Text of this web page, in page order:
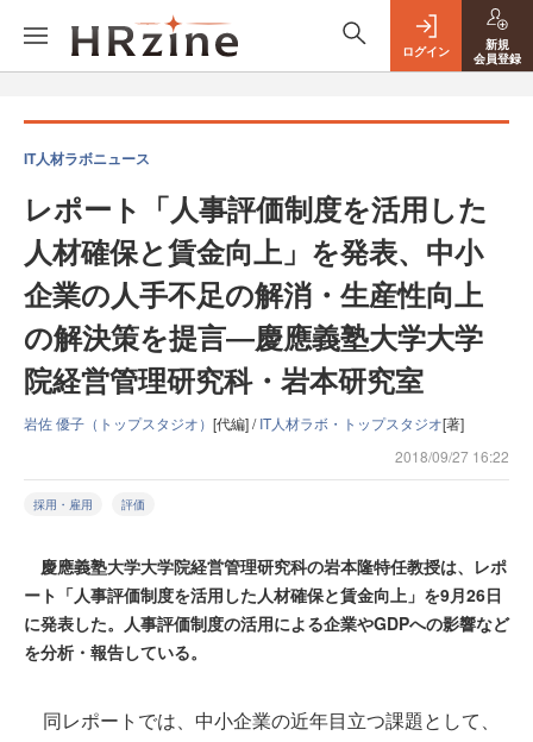
ログイン
新規
会員登録
IT人材ラボニュース
レポート「人事評価制度を活用した
人材確保と賃金向上」を発表、中小
企業の人手不足の解消・生産性向上
の解決策を提言―慶應義塾大学大学
院経営管理研究科・岩本研究室
岩佐 優子（トップスタジオ） [代編] /IT人材ラボ・トップスタジオ[著]
2018/09/27 16:22
採用・雇用 評価
慶應義塾大学大学院経営管理研究科の岩本隆特任教授は、レポ
ート「人事評価制度を活用した人材確保と賃金向上」を9月26日
に発表した。人事評価制度の活用による企業やGDPへの影響など
を分析・報告している。
同レポートでは、中小企業の近年目立つ課題として、